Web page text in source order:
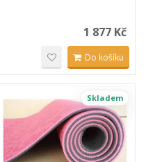
1 877 Kč
Do košíku
Skladem